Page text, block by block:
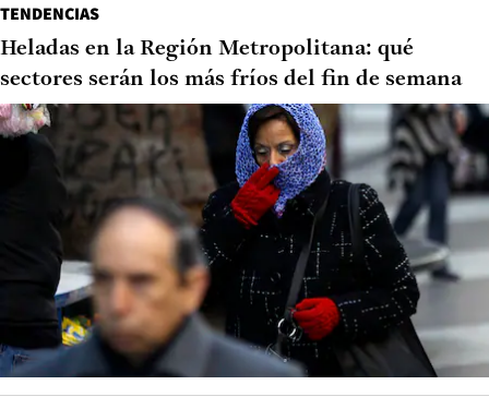
TENDENCIAS
Heladas en la Región Metropolitana: qué
sectores serán los más fríos del fin de semana